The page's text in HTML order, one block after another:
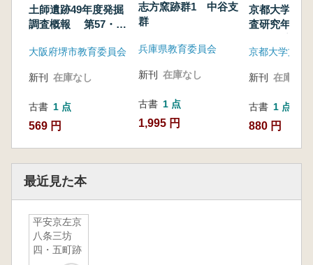
土師遺跡49年度発掘
調査概報 第57・
62・67地区
大阪府堺市教育委員会
新刊 在庫なし
古書 1 点
569 円
志方窯跡群1 中谷支
群
兵庫県教育委員会
新刊 在庫なし
古書 1 点
1,995 円
京都大学構
査研究年報
新刊 在庫なし
古書 1 点
880 円
最近見た本
平安京左京
八条三坊
四・五町跡